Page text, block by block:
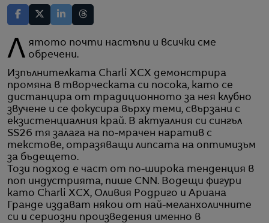
Лятото почти настъпи и всички сме обречени.
Изпълнителката Charli XCX демонстрира
промяна в творческата си посока, като се
дистанцира от традиционното за нея клубно
звучене и се фокусира върху теми, свързани с
екзистенциалния край. В актуалния си сингъл
SS26 тя залага на по-мрачен наратив с
текстове, отразяващи липсата на оптимизъм
за бъдещето.
Този подход е част от по-широка тенденция в
поп индустрията, пише CNN. Водещи фигури
като Charli XCX, Оливия Родриго и Ариана
Гранде издават някои от най-меланхоличните
си и сериозни произведения именно в